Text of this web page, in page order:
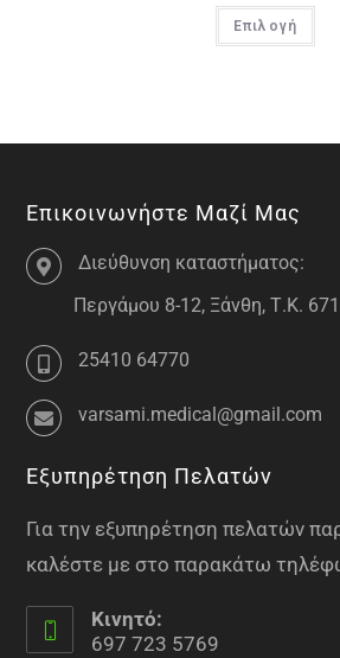
Επιλογή
Επικοινωνήστε Μαζί Μας
Διεύθυνση καταστήματος:
Περγάμου 8-12, Ξάνθη, Τ.Κ.
25410 64770
varsami.medical@gmail.com
Εξυπηρέτηση Πελατών
Για την εξυπηρέτηση πελατών
καλέστε με στο παρακάτω
Κινητό:
697 723 5769